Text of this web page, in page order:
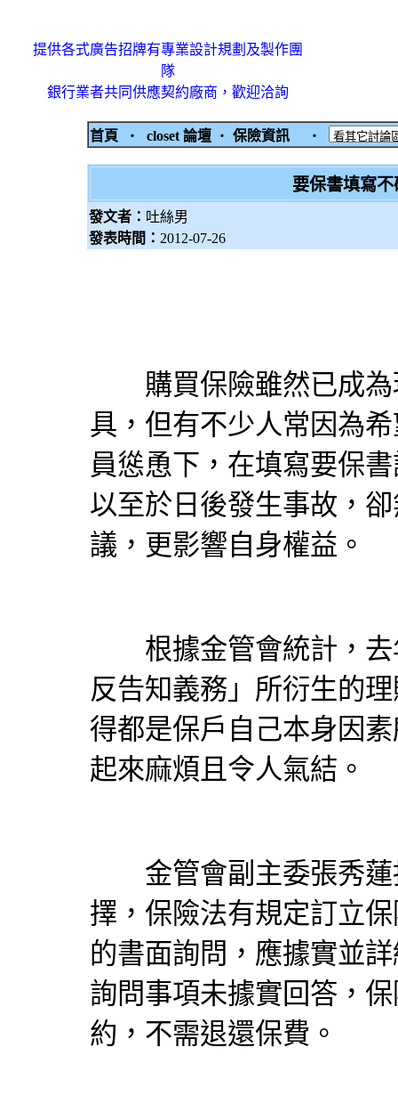
提供各式廣告招牌有專業設計規劃及製作團
隊
銀行業者共同供應契約廠商，歡迎洽詢
首頁 ‧ closet 論壇 ‧ 保險資訊 ‧
要保書填寫
發文者： 吐絲男
發表時間： 2012-07-26
購買保險雖然已成
具，但有不少人常因為
員慫恿下，在填寫要保
以至於日後發生事故，
議，更影響自身權益。
根據金管會統計，去
反告知義務」所衍生的
得都是保戶自己本身因
起來麻煩且令人氣結。
金管會副主委張秀蓮
擇， 保險法有規定訂立
的書面詢問，應據實並
詢問事項未據實回答，
約，不需退還保費。